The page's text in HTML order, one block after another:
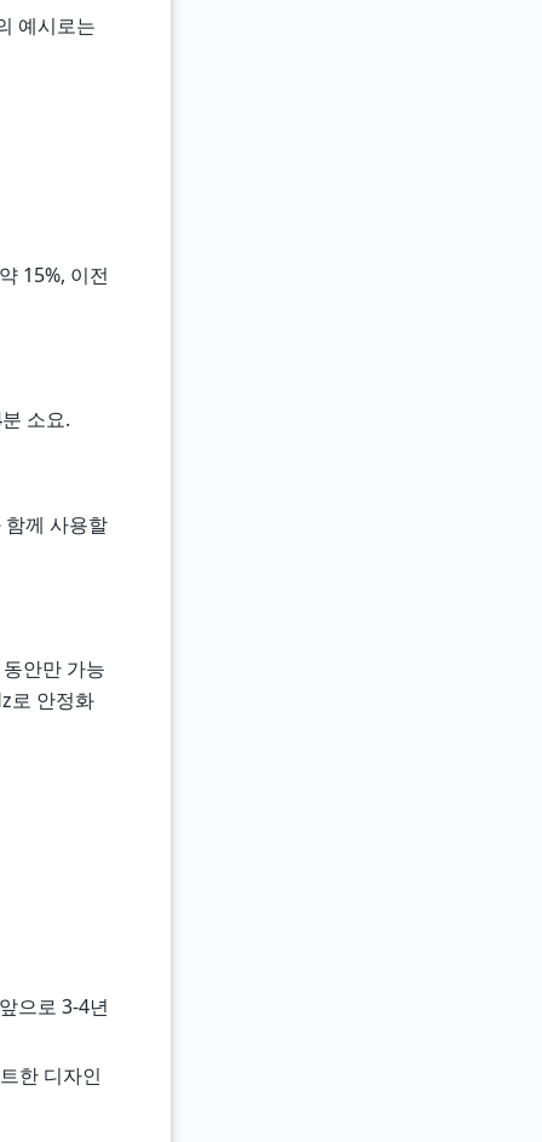
예시로는
15%, 이전
소요.
함께 사용할
안만 가능
로 안정화
으로 3-4년
한 디자인